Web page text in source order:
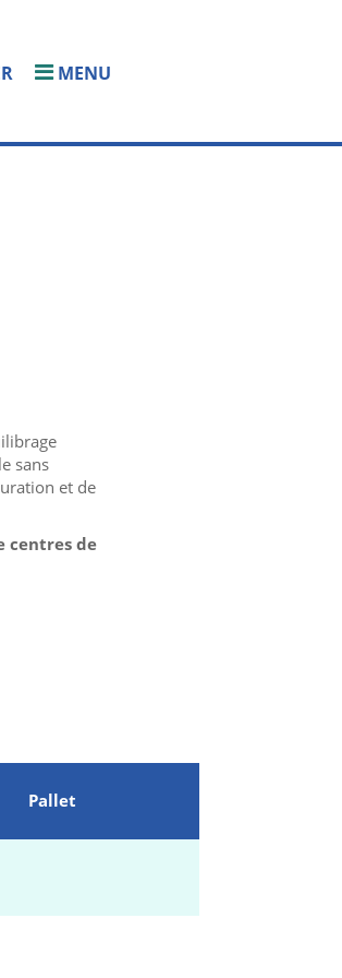
MENU
sans
et de
centres de
Pallet